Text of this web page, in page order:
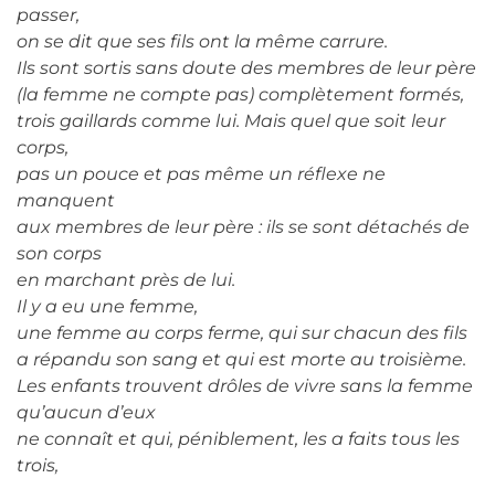
passer,
on se dit que ses fils ont la même carrure.
Ils sont sortis sans doute des membres de leur père
(la femme ne compte pas) complètement formés,
trois gaillards comme lui. Mais quel que soit leur
corps,
pas un pouce et pas même un réflexe ne
manquent
aux membres de leur père : ils se sont détachés de
son corps
en marchant près de lui.
Il y a eu une femme,
une femme au corps ferme, qui sur chacun des fils
a répandu son sang et qui est morte au troisième.
Les enfants trouvent drôles de vivre sans la femme
qu’aucun d’eux
ne connaît et qui, péniblement, les a faits tous les
trois,